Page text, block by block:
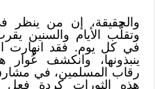
والحقيقة، إن من ينظر
وتقلُّب الأيام والسنين
في كل يوم. فقد انهارت
ينبذونها، وانكشف عُوار
رقاب المسلمين، في
هذه الثورات كردة